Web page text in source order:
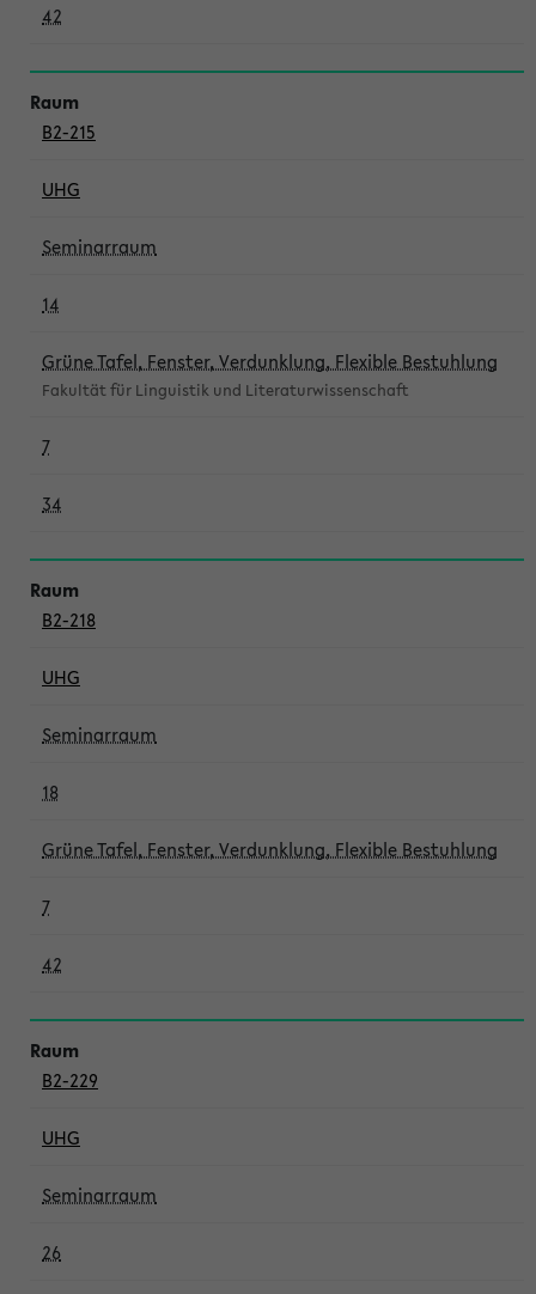
42
B2-215
UHG
Seminarraum
14
Grüne Tafel, Fenster, Verdunklung, Flexible Bestuhlung
Fakultät für Linguistik und Literaturwissenschaft
7
34
B2-218
UHG
Seminarraum
18
Grüne Tafel, Fenster, Verdunklung, Flexible Bestuhlung
7
42
B2-229
UHG
Seminarraum
26